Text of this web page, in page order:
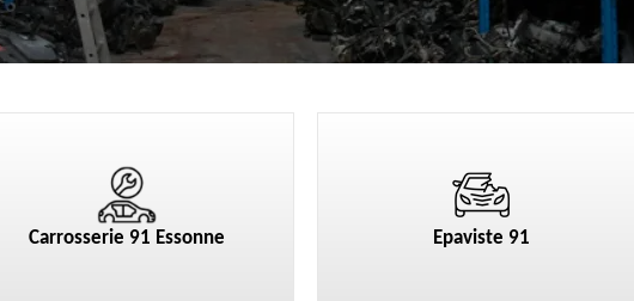
Carrosserie 91 Essonne Epaviste 91